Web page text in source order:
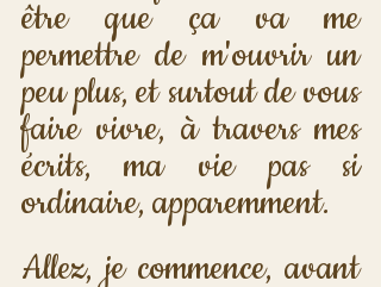
être que ça va me
permettre de m'ouvrir un
peu plus, et surtout de vous
faire vivre, à travers mes
écrits, ma vie pas si
ordinaire, apparemment.
Allez, je commence, avant